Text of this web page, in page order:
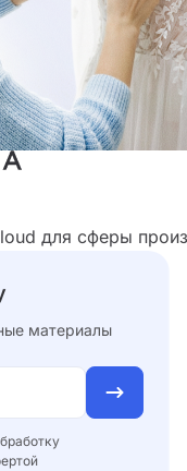
для сферы
материалы